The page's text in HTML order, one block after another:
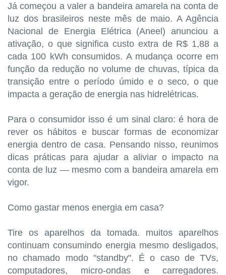
Já começou a valer a bandeira amarela na conta de
luz dos brasileiros neste mês de maio. A Agência
Nacional de Energia Elétrica (Aneel) anunciou a
ativação, o que significa custo extra de R$ 1,88 a
cada 100 kWh consumidos. A mudança ocorre em
função da redução no volume de chuvas, típica da
transição entre o período úmido e o seco, o que
impacta a geração de energia nas hidrelétricas.
Para o consumidor isso é um sinal claro: é hora de
rever os hábitos e buscar formas de economizar
energia dentro de casa. Pensando nisso, reunimos
dicas práticas para ajudar a aliviar o impacto na
conta de luz — mesmo com a bandeira amarela em
vigor.
Como gastar menos energia em casa?
Tire os aparelhos da tomada. muitos aparelhos
continuam consumindo energia mesmo desligados,
no chamado modo "standby". É o caso de TVs,
computadores, micro-ondas e carregadores.